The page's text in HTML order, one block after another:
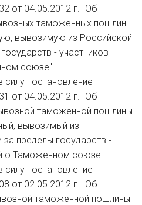
от 04.05.2012 г. "Об
таможенных пошлин
вывозимую из Российской
- участников
союзе"
силу постановление
от 04.05.2012 г. "Об
таможенной пошлины
вывозимый из
пределы государств -
о Таможенном союзе"
силу постановление
от 02.05.2012 г. "Об
таможенной пошлины